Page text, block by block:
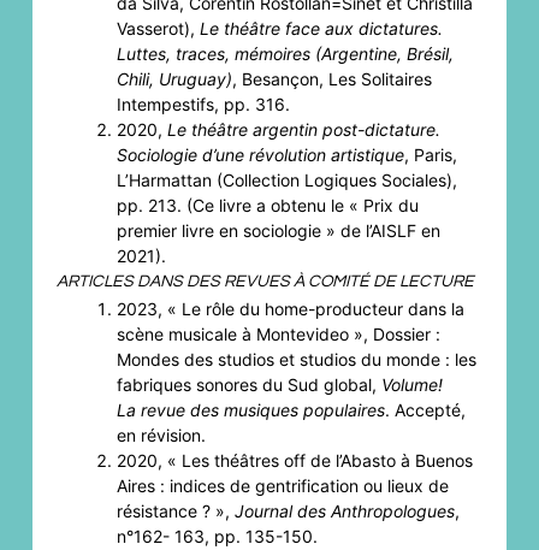
Vasserot), Le théâtre face aux dictatures.
Luttes, traces, mémoires (Argentine, Brésil,
Chili, Uruguay), Besançon, Les Solitaires
Intempestifs, pp. 316.
2020, Le théâtre argentin post-dictature.
Sociologie d’une révolution artistique, Paris,
L’Harmattan (Collection Logiques Sociales),
pp. 213. (Ce livre a obtenu le « Prix du
premier livre en sociologie » de l’AISLF en
2021).
ARTICLES DANS DES REVUES À COMITÉ DE LECTURE
2023, « Le rôle du home-producteur dans la
scène musicale à Montevideo », Dossier :
Mondes des studios et studios du monde : les
fabriques sonores du Sud global, Volume!
La revue des musiques populaires. Accepté,
en révision.
2020, « Les théâtres off de l’Abasto à Buenos
Aires : indices de gentrification ou lieux de
résistance ? », Journal des Anthropologues,
n°162- 163, pp. 135-150.